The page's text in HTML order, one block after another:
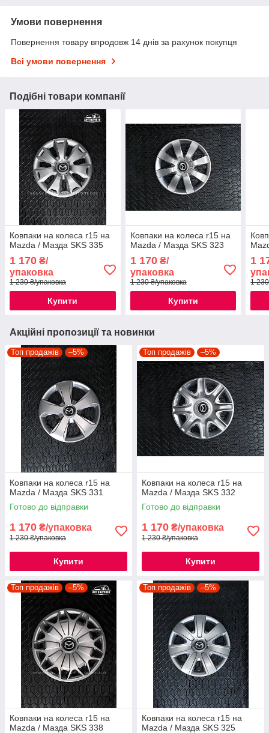
Умови повернення
Повернення товару впродовж 14 днів за рахунок покупця
Всі умови повернення
Подібні товари компанії
Ковпаки на колеса r15 на
Mazda / Мазда SKS 335
1 170 ₴/
упаковка
1 230 ₴/упаковка
Купити
Ковпаки на колеса r15 на
Mazda / Мазда SKS 323
1 170₴/
упаковка
1 230 ₴/упаковка
Купити
1
1
Акційні пропозиції та новинки
Топ продажів –5%
Ковпаки на колеса r15 на
Mazda / Мазда SKS 331
Готово до відправки
1 170 ₴/упаковка
1 230 ₴/упаковка
Купити
Топ продажів –5%
Ковпаки на колеса r15 на
Mazda / Мазда SKS 332
Готово до відправки
1 170 ₴/упаковка
1 230 ₴/упаковка
Купити
Топ продажів –5%
Ковпаки на колеса r15 на
Mazda / Мазда SKS 338
Топ продажів –5%
Ковпаки на колеса r15 на
Mazda / Мазда SKS 325